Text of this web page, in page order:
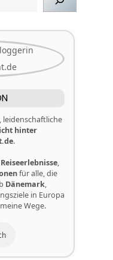
leidenschaftliche
hinter
.
Reiseerlebnisse,
für alle, die
Dänemark,
in Europa
Wege.